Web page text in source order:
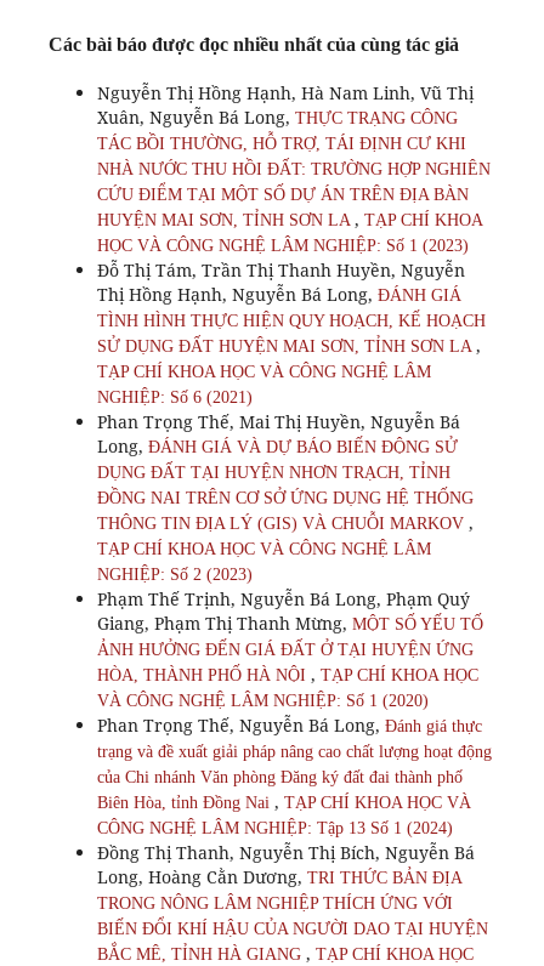
Các bài báo được đọc nhiều nhất của cùng tác giả
Nguyễn Thị Hồng Hạnh, Hà Nam Linh, Vũ Thị
Xuân, Nguyễn Bá Long, THỰC TRẠNG CÔNG
TÁC BỒI THƯỜNG, HỖ TRỢ, TÁI ĐỊNH CƯ KHI
NHÀ NƯỚC THU HỒI ĐẤT: TRƯỜNG HỢP NGHIÊN
CỨU ĐIỂM TẠI MỘT SỐ DỰ ÁN TRÊN ĐỊA BÀN
HUYỆN MAI SƠN, TỈNH SƠN LA , TẠP CHÍ KHOA
HỌC VÀ CÔNG NGHỆ LÂM NGHIỆP: Số 1 (2023)
Đỗ Thị Tám, Trần Thị Thanh Huyền, Nguyễn
Thị Hồng Hạnh, Nguyễn Bá Long, ĐÁNH GIÁ
TÌNH HÌNH THỰC HIỆN QUY HOẠCH, KẾ HOẠCH
SỬ DỤNG ĐẤT HUYỆN MAI SƠN, TỈNH SƠN LA ,
TẠP CHÍ KHOA HỌC VÀ CÔNG NGHỆ LÂM
NGHIỆP: Số 6 (2021)
Phan Trọng Thế, Mai Thị Huyền, Nguyễn Bá
Long, ĐÁNH GIÁ VÀ DỰ BÁO BIẾN ĐỘNG SỬ
DỤNG ĐẤT TẠI HUYỆN NHƠN TRẠCH, TỈNH
ĐỒNG NAI TRÊN CƠ SỞ ỨNG DỤNG HỆ THỐNG
THÔNG TIN ĐỊA LÝ (GIS) VÀ CHUỖI MARKOV ,
TẠP CHÍ KHOA HỌC VÀ CÔNG NGHỆ LÂM
NGHIỆP: Số 2 (2023)
Phạm Thế Trịnh, Nguyễn Bá Long, Phạm Quý
Giang, Phạm Thị Thanh Mừng, MỘT SỐ YẾU TỐ
ẢNH HƯỞNG ĐẾN GIÁ ĐẤT Ở TẠI HUYỆN ỨNG
HÒA, THÀNH PHỐ HÀ NỘI , TẠP CHÍ KHOA HỌC
VÀ CÔNG NGHỆ LÂM NGHIỆP: Số 1 (2020)
Phan Trọng Thế, Nguyễn Bá Long, Đánh giá thực
trạng và đề xuất giải pháp nâng cao chất lượng hoạt động
của Chi nhánh Văn phòng Đăng ký đất đai thành phố
Biên Hòa, tỉnh Đồng Nai , TẠP CHÍ KHOA HỌC VÀ
CÔNG NGHỆ LÂM NGHIỆP: Tập 13 Số 1 (2024)
Đồng Thị Thanh, Nguyễn Thị Bích, Nguyễn Bá
Long, Hoàng Cằn Dương, TRI THỨC BẢN ĐỊA
TRONG NÔNG LÂM NGHIỆP THÍCH ỨNG VỚI
BIẾN ĐỔI KHÍ HẬU CỦA NGƯỜI DAO TẠI HUYỆN
BẮC MÊ, TỈNH HÀ GIANG , TẠP CHÍ KHOA HỌC